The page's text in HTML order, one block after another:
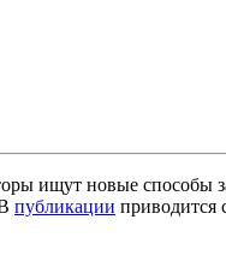
ищут новые способы
публикации приводится